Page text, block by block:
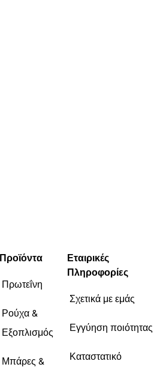
Προϊόντα
Πρωτεΐνη
Ρούχα &
Εξοπλισμός
Μπάρες &
Εταιρικές
Πληροφορίες
Σχετικά με εμάς
Εγγύηση ποιότητας
Καταστατικό